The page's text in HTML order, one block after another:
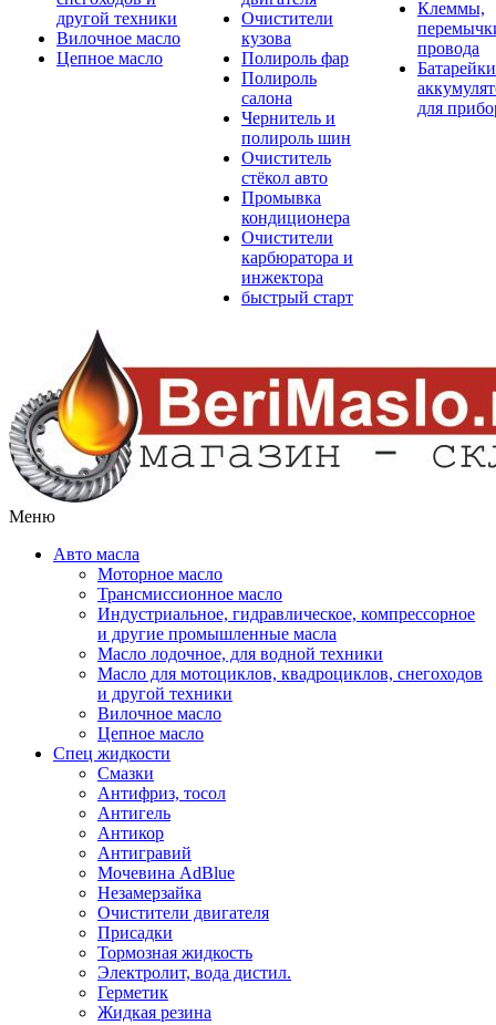
другой техники
Вилочное масло
Цепное масло
Очистители
кузова
Полироль фар
Полироль
салона
Чернитель и
полироль шин
Очиститель
стёкол авто
Промывка
кондиционера
Очистители
карбюратора и
инжектора
быстрый старт
Клеммы,
провода
для
Меню
Авто масла
Моторное масло
Трансмиссионное масло
Индустриальное, гидравлическое, компрессорное
и другие промышленные масла
Масло лодочное, для водной техники
Масло для мотоциклов, квадроциклов, снегоходов
и другой техники
Вилочное масло
Цепное масло
Спец жидкости
Смазки
Антифриз, тосол
Антигель
Антикор
Антигравий
Мочевина AdBlue
Незамерзайка
Очистители двигателя
Присадки
Тормозная жидкость
Электролит, вода дистил.
Герметик
Жидкая резина